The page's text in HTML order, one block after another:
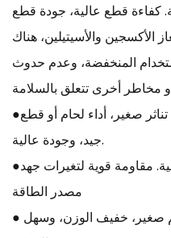
قطع عالية، جودة قطع
الأكسجين والأسيتيلين، هناك
المنخفضة، وعدم حدوث
●قوس اللحام أو القطع مستقر. تناثر صغير، أداء لحام أو قطع
جيد، وجودة عالية.
●تدابير وقائية متعددة وموثوقية عالية. مقاومة قوية لتغيرات جهد
مصدر الطاقة
● كفاءة عالية وتوفير الطاقة، حجم صغير، خفيف الوزن، وسهل